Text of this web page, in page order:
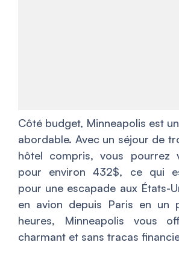
Côté budget, Minneapolis est
abordable. Avec un séjour de
hôtel compris, vous pourrez
pour environ 432$, ce qui
pour une escapade aux États-
en avion depuis Paris en un
heures, Minneapolis vous
charmant et sans tracas